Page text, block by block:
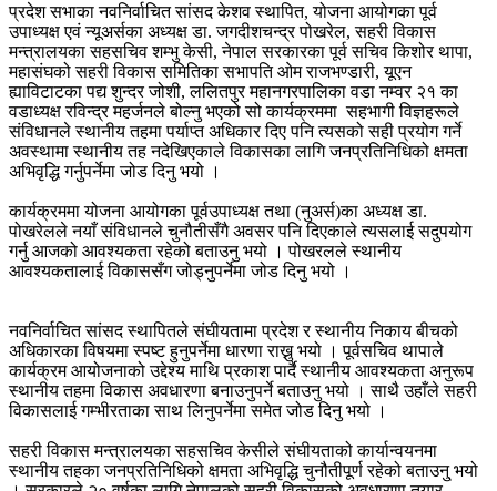
प्रदेश सभाका नवनिर्वाचित सांसद केशव स्थापित, योजना आयोगका पूर्व
उपाध्यक्ष एवं न्यूअर्सका अध्यक्ष डा. जगदीशचन्द्र पोखरेल, सहरी विकास
मन्त्रालयका सहसचिव शम्भु केसी, नेपाल सरकारका पूर्व सचिव किशोर थापा,
महासंघको सहरी विकास समितिका सभापति ओम राजभण्डारी, यूएन
ह्याविटाटका पद्य शुन्दर जोशी, ललितपुर महानगरपालिका वडा नम्वर २१ का
वडाध्यक्ष रविन्द्र महर्जनले बोल्नु भएको सो कार्यक्रममा सहभागी विज्ञहरूले
संविधानले स्थानीय तहमा पर्याप्त अधिकार दिए पनि त्यसको सही प्रयोग गर्ने
अवस्थामा स्थानीय तह नदेखिएकाले विकासका लागि जनप्रतिनिधिको क्षमता
अभिवृद्धि गर्नुपर्नेमा जोड दिनु भयो ।
कार्यक्रममा योजना आयोगका पूर्वउपाध्यक्ष तथा (नुअर्स)का अध्यक्ष डा.
पोखरेलले नयाँ संविधानले चुनौतीसँगै अवसर पनि दिएकाले त्यसलाई सदुपयोग
गर्नु आजको आवश्यकता रहेको बताउनु भयो । पोखरलले स्थानीय
आवश्यकतालाई विकाससँग जोड्नुपर्नेमा जोड दिनु भयो ।
नवनिर्वाचित सांसद स्थापितले संघीयतामा प्रदेश र स्थानीय निकाय बीचको
अधिकारका विषयमा स्पष्ट हुनुपर्नेमा धारणा राख्नु भयो । पूर्वसचिव थापाले
कार्यक्रम आयोजनाको उद्देश्य माथि प्रकाश पार्दै स्थानीय आवश्यकता अनुरूप
स्थानीय तहमा विकास अवधारणा बनाउनुपर्ने बताउनु भयो । साथै उहाँले सहरी
विकासलाई गम्भीरताका साथ लिनुपर्नेमा समेत जोड दिनु भयो ।
सहरी विकास मन्त्रालयका सहसचिव केसीले संघीयताको कार्यान्वयनमा
स्थानीय तहका जनप्रतिनिधिको क्षमता अभिवृद्धि चुनौतीपूर्ण रहेको बताउनु् भयो